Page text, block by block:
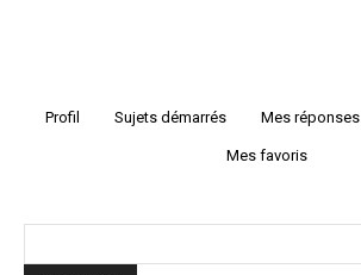
Profil Sujets démarrés Mes réponses
Mes favoris